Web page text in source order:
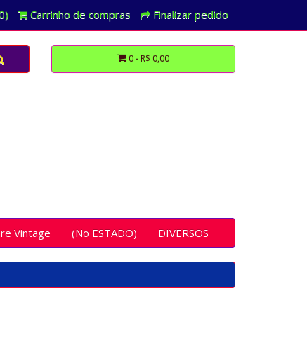
Carrinho de compras Finalizar pedido
0 - R$ 0,00
Vintage (No ESTADO) DIVERSOS